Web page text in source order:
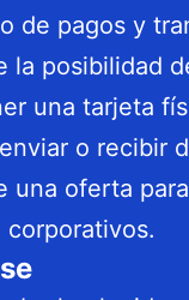
de pagos y
la posibilidad
una tarjeta
o recibir
una oferta